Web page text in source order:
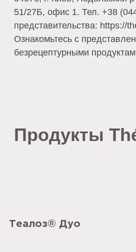
51/27Б, офис 1. Тел. +38
представительства: https://
Ознакомьтесь с
безрецептурными
Продукты
Теалоз® Дуо